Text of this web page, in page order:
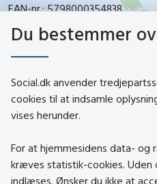
EAN-nr.: 5798000354838
CVR-nr.: 26144698
Kontakt
About social.dk
Tilgængelighedserklæring
Du bestemmer
Social.dk anvender
cookies til at indsamle
vises herunder.
For at hjemmesidens data- og
kræves statistik-cookies. Uden
indlæses. Ønsker du ikke at